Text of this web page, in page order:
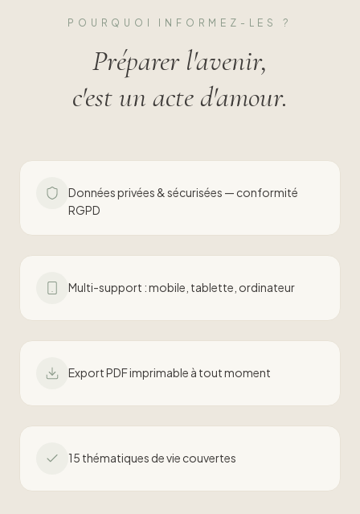
POURQUOI INFORMEZ-LES ?
Préparer l'avenir,
c'est un acte d'amour.
Données privées & sécurisées — conformité
RGPD
Multi-support : mobile, tablette, ordinateur
Export PDF imprimable à tout moment
15 thématiques de vie couvertes